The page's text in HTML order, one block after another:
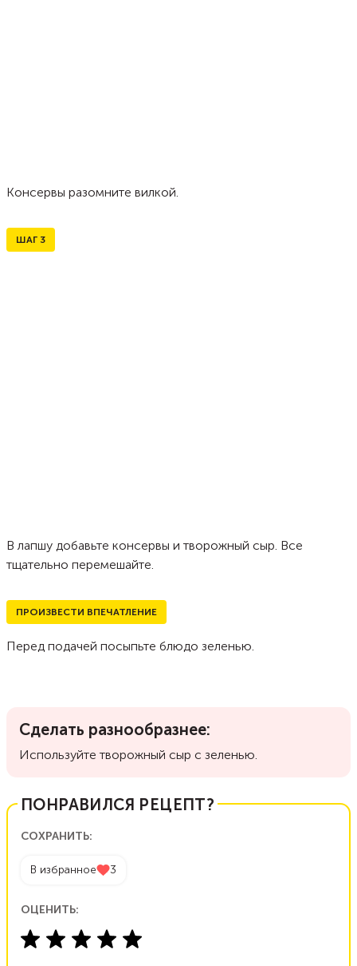
Консервы разомните вилкой.
ШАГ 3
В лапшу добавьте консервы и творожный сыр. Все
тщательно перемешайте.
ПРОИЗВЕСТИ ВПЕЧАТЛЕНИЕ
Перед подачей посыпьте блюдо зеленью.
Сделать разнообразнее:
Используйте творожный сыр с зеленью.
ПОНРАВИЛСЯ РЕЦЕПТ?
СОХРАНИТЬ:
В избранное 3
ОЦЕНИТЬ: